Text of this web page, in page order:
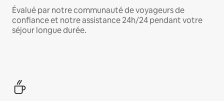
Évalué par notre communauté de voyageurs de
confiance et notre assistance 24h/24 pendant votre
séjour longue durée.